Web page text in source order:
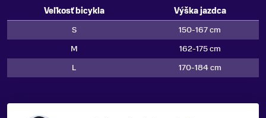
Veľkosť bicykla
Výška jazdca
S
150-167 cm
M
162-175 cm
L
170-184 cm